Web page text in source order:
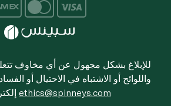
للإبلاغ بشكل مجهول عن أي مخاوف
واللوائح أو الاشتباه في الاحتيال أو
ethics@spinneys.com